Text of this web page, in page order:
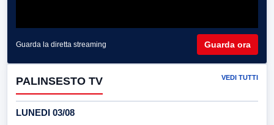
Guarda la diretta streaming Guarda ora
PALINSESTO TV VEDI TUTTI
LUNEDI 03/08